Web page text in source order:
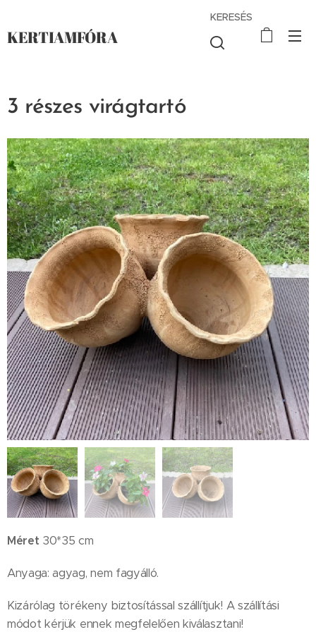
KERTIAMFÓRA
KERESÉS
3 részes virágtartó
Méret 30*35 cm
Anyaga: agyag, nem fagyálló.
Kizárólag törékeny biztosítással szállítjuk! A szállítási
módot kérjük ennek megfelelően kiválasztani!